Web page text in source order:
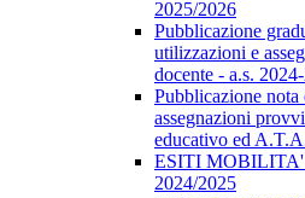
2025/2026
Pubblicazione
utilizzazioni e
docente - a.s.
Pubblicazione
assegnazioni
educativo ed
ESITI
2024/2025